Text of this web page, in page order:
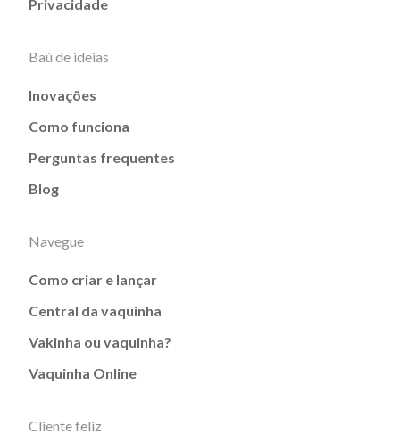
Privacidade
Baú de ideias
Inovações
Como funciona
Perguntas frequentes
Blog
Navegue
Como criar e lançar
Central da vaquinha
Vakinha ou vaquinha?
Vaquinha Online
Cliente feliz